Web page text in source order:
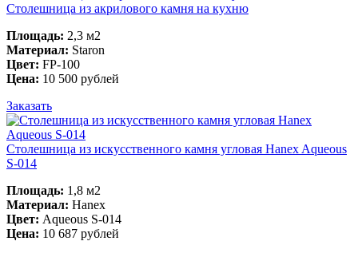
Столешница из акрилового камня на кухню
Площадь: 2,3 м2
Материал: Staron
Цвет: FP-100
Цена: 10 500 рублей
Заказать
Столешница из искусственного камня угловая Hanex Aqueous
S-014
Площадь: 1,8 м2
Материал: Hanex
Цвет: Aqueous S-014
Цена: 10 687 рублей